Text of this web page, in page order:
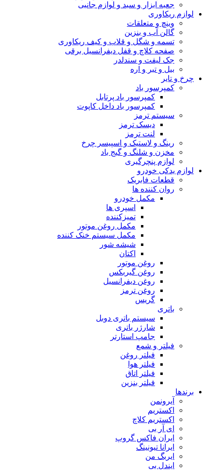
جعبه ابزار و سبد و لوازم جانبی
لوازم ریکاوری
وینچ و متعلقات
گالن آب و بنزین
تسمه و شگل و قلاب و کیف ریکاوری
صفحه کلاچ و قفل دیفرانسیل برقی
جک لیفت و سندلدر
بیل و تبر و اره
چرخ و تایر
کمپرسور باد
کمپرسور باد پرتابل
کمپرسور باد داخل کاپوت
سیستم ترمز
دیسک ترمز
لنت ترمز
رینگ و لاستیک و اسپیسر چرخ
مخزن و شلنگ و گیج باد
لوازم پنچرگیری
لوازم یدکی خودرو
قطعات فابریک
روان کننده ها
مکمل خودرو
اسپری ها
تمیزکننده
مکمل روغن موتور
مکمل سیستم خنک کننده
شیشه شور
اکتان
روغن موتور
روغن گیربکس
روغن دیفرانسیل
روغن ترمز
گریس
باتری
سیستم باتری دوبل
شارژر باتری
جامپ استارتر
فیلتر و شمع
فیلتر روغن
فیلتر هوا
فیلتر اتاق
فیلتر بنزین
برندها
آیرونمن
اکستریم
اکستریم کلاچ
ای آر بی
ایران فاکس گروپ
ایرانا تیونینگ
ایربگ من
ایندل بی